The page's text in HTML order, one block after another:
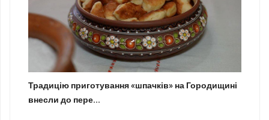
Традицію приготування «шпачків» на Городищині
внесли до пере...